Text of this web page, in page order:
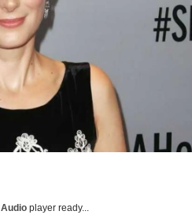
player ready...